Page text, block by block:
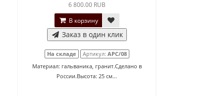
6 800.00 RUB
В корзину
Заказ в один клик
На складе Артикул: АРС/08
Материал: гальваника, гранит.Сделано в
России.Высота: 25 см...